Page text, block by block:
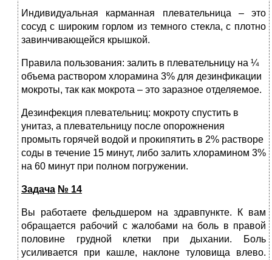
Индивидуальная карманная плевательница – это
сосуд с широким горлом из темного стекла, с плотно
завинчивающейся крышкой.
Правила пользования: залить в плевательницу на ¼
объема раствором хлорамина 3% для дезинфикации
мокроты, так как мокрота – это заразное отделяемое.
Дезинфекция плевательниц: мокроту спустить в
унитаз, а плевательницу после опорожнения
промыть горячей водой и прокипятить в 2% растворе
соды в течение 15 минут, либо залить хлорамином 3%
на 60 минут при полном погружении.
Задача № 14
Вы работаете фельдшером на здравпункте. К вам
обращается рабочий с жалобами на боль в правой
половине грудной клетки при дыхании. Боль
усиливается при кашле, наклоне туловища влево.